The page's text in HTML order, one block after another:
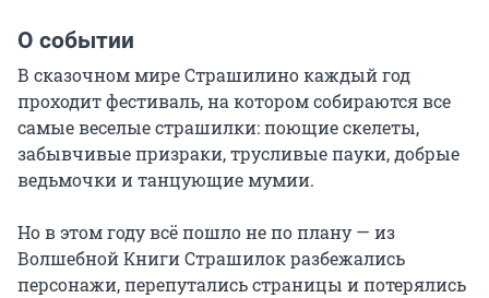
О событии
В сказочном мире Страшилино каждый год
проходит фестиваль, на котором собираются все
самые веселые страшилки: поющие скелеты,
забывчивые призраки, трусливые пауки, добрые
ведьмочки и танцующие мумии.
Но в этом году всё пошло не по плану — из
Волшебной Книги Страшилок разбежались
персонажи, перепутались страницы и потерялись